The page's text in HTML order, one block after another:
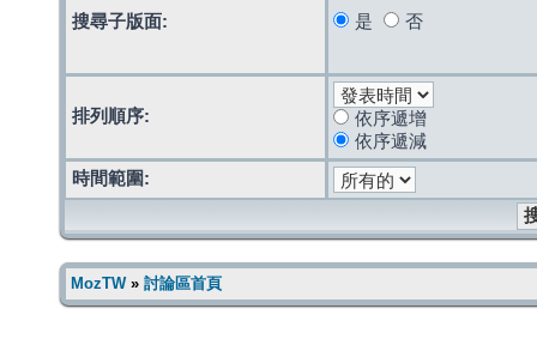
搜尋子版面: 是 否
排列順序:
依序遞增
依序遞減
時間範圍:
MozTW» 討論區首頁